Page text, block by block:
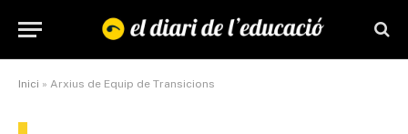
Inici » Arxius de Equip de Transicions